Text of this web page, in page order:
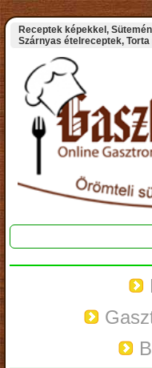
Receptek képekkel,
Szárnyas ételreceptek,